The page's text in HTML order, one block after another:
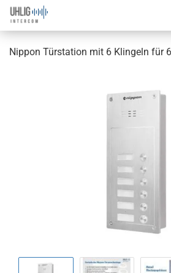
Nippon Türstation mit 6 Klingeln für